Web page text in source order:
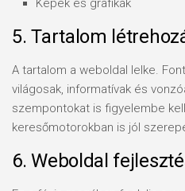
Képek és grafikák
5. Tartalom
A tartalom a weboldal lelke.
világosak, informatívak és
szempontokat is figyelembe
keresőmotorokban is jól
6. Weboldal